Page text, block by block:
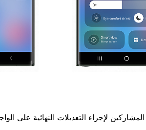
لإجراء التعديلات النهائية على